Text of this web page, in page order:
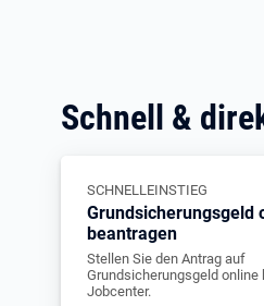
Schnell &
SCHNELLEINSTIEG
Grundsicherungsgeld
beantragen
Stellen Sie den Antrag auf
Grundsicherungsgeld online
Jobcenter.